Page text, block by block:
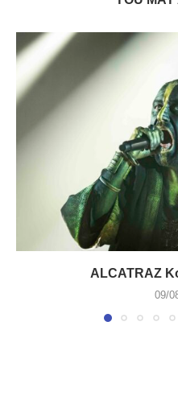
ALCATRAZ
09/